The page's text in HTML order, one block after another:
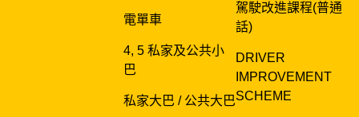
電單車
4, 5 私家及公共小
巴
私家大巴 / 公共大巴
駕駛改進課程(普通
話)
DRIVER
IMPROVEMENT
SCHEME